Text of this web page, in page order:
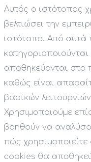
Αυτός ο ιστότοπος
βελτιώσει την
ιστότοπο. Από αυτά
αποθηκεύονται στο
καθώς είναι
βασικών
Χρησιμοποιούμε
βοηθούν να
πώς
cookies θα